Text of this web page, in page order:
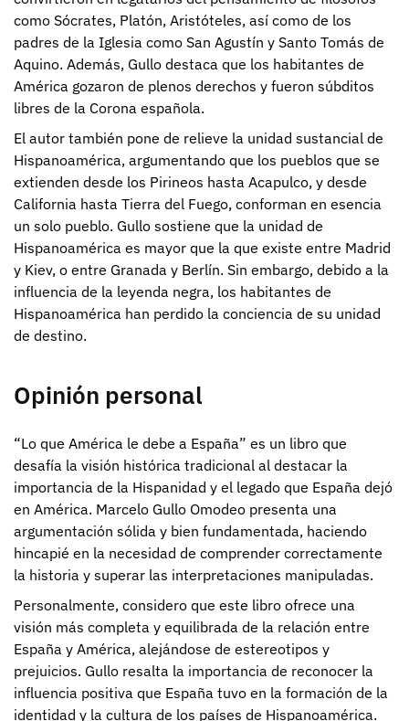
como Sócrates, Platón, Aristóteles, así como de los
padres de la Iglesia como San Agustín y Santo Tomás de
Aquino. Además, Gullo destaca que los habitantes de
América gozaron de plenos derechos y fueron súbditos
libres de la Corona española.
El autor también pone de relieve la unidad sustancial de
Hispanoamérica, argumentando que los pueblos que se
extienden desde los Pirineos hasta Acapulco, y desde
California hasta Tierra del Fuego, conforman en esencia
un solo pueblo. Gullo sostiene que la unidad de
Hispanoamérica es mayor que la que existe entre Madrid
y Kiev, o entre Granada y Berlín. Sin embargo, debido a la
influencia de la leyenda negra, los habitantes de
Hispanoamérica han perdido la conciencia de su unidad
de destino.
Opinión personal
“Lo que América le debe a España” es un libro que
desafía la visión histórica tradicional al destacar la
importancia de la Hispanidad y el legado que España dejó
en América. Marcelo Gullo Omodeo presenta una
argumentación sólida y bien fundamentada, haciendo
hincapié en la necesidad de comprender correctamente
la historia y superar las interpretaciones manipuladas.
Personalmente, considero que este libro ofrece una
visión más completa y equilibrada de la relación entre
España y América, alejándose de estereotipos y
prejuicios. Gullo resalta la importancia de reconocer la
influencia positiva que España tuvo en la formación de la
identidad y la cultura de los países de Hispanoamérica.